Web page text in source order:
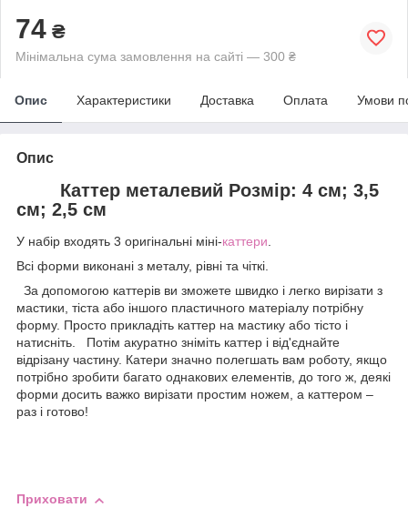
74 ₴
Мінімальна сума замовлення на сайті — 300 ₴
Опис Характеристики Доставка Оплата Умови
Опис
Каттер металевий Розмір: 4 см; 3,5
см; 2,5 см
У набір входять 3 оригінальні міні-каттери.
Всі форми виконані з металу, рівні та чіткі.
За допомогою каттерів ви зможете швидко і легко вирізати з
мастики, тіста або іншого пластичного матеріалу потрібну
форму. Просто прикладіть каттер на мастику або тісто і
натисніть. Потім акуратно зніміть каттер і від'єднайте
відрізану частину. Катери значно полегшать вам роботу, якщо
потрібно зробити багато однакових елементів, до того ж, деякі
форми досить важко вирізати простим ножем, а каттером –
раз і готово!
Приховати